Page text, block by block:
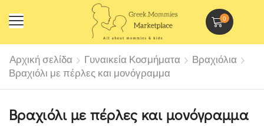
0
Αρχική σελίδα Γυναικεία Κοσμήματα
Βραχιόλια
Βραχιόλι με πέρλες και μονόγραμμα
Βραχιόλι με πέρλες και μονόγραμμα